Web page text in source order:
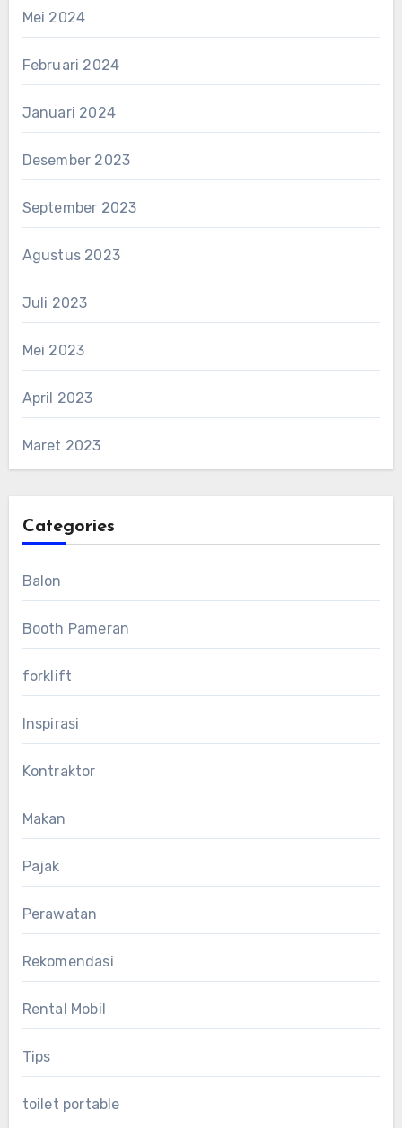
Mei 2024
Februari 2024
Januari 2024
Desember 2023
September 2023
Agustus 2023
Juli 2023
Mei 2023
April 2023
Maret 2023
Categories
Balon
Booth Pameran
forklift
Inspirasi
Kontraktor
Makan
Pajak
Perawatan
Rekomendasi
Rental Mobil
Tips
toilet portable